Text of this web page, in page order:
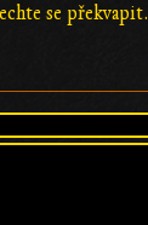
se překvapit.